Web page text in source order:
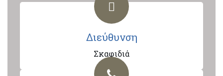
Διεύθυνση
Σκαφιδιά